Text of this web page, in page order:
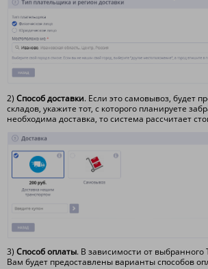
2) Способ доставки. Если это самовывоз, будет
складов, укажите тот, с которого планируете
необходима доставка, то система рассчитает
3) Способ оплаты. В зависимости от выбранного
Вам будет предоставлены варианты способов